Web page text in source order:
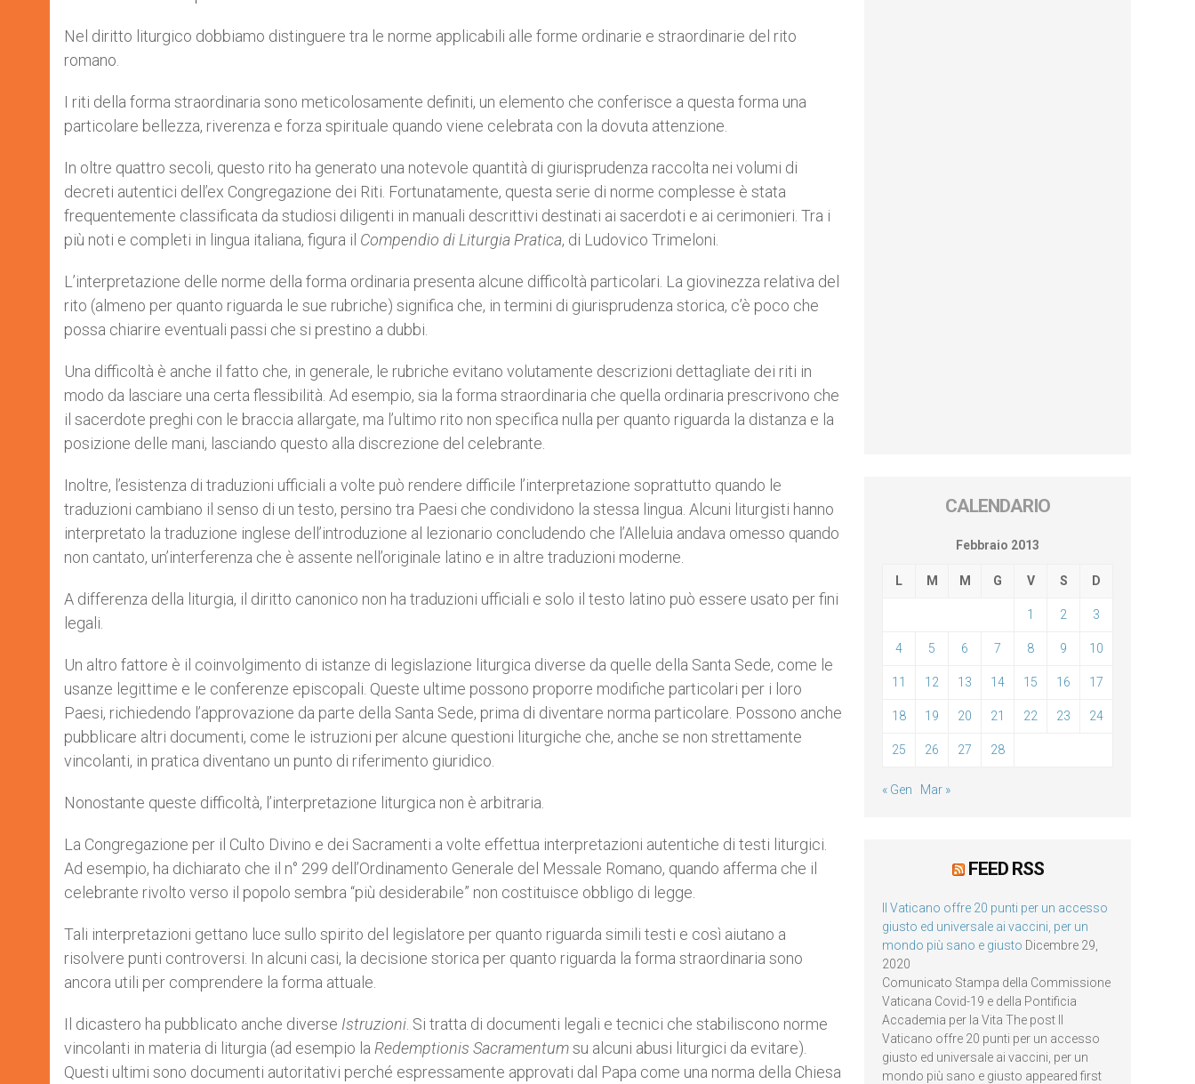
Nel diritto liturgico dobbiamo distinguere tra le norme applicabili alle forme ordinarie e straordinarie del rito
romano.
I riti della forma straordinaria sono meticolosamente definiti, un elemento che conferisce a questa forma una
particolare bellezza, riverenza e forza spirituale quando viene celebrata con la dovuta attenzione.
In oltre quattro secoli, questo rito ha generato una notevole quantità di giurisprudenza raccolta nei volumi di
decreti autentici dell’ex Congregazione dei Riti. Fortunatamente, questa serie di norme complesse è stata
frequentemente classificata da studiosi diligenti in manuali descrittivi destinati ai sacerdoti e ai cerimonieri. Tra i
più noti e completi in lingua italiana, figura il Compendio di Liturgia Pratica, di Ludovico Trimeloni.
L’interpretazione delle norme della forma ordinaria presenta alcune difficoltà particolari. La giovinezza relativa del
rito (almeno per quanto riguarda le sue rubriche) significa che, in termini di giurisprudenza storica, c’è poco che
possa chiarire eventuali passi che si prestino a dubbi.
Una difficoltà è anche il fatto che, in generale, le rubriche evitano volutamente descrizioni dettagliate dei riti in
modo da lasciare una certa flessibilità. Ad esempio, sia la forma straordinaria che quella ordinaria prescrivono che
il sacerdote preghi con le braccia allargate, ma l’ultimo rito non specifica nulla per quanto riguarda la distanza e la
posizione delle mani, lasciando questo alla discrezione del celebrante.
Inoltre, l’esistenza di traduzioni ufficiali a volte può rendere difficile l’interpretazione soprattutto quando le
traduzioni cambiano il senso di un testo, persino tra Paesi che condividono la stessa lingua. Alcuni liturgisti hanno
interpretato la traduzione inglese dell’introduzione al lezionario concludendo che l’Alleluia andava omesso quando
non cantato, un’interferenza che è assente nell’originale latino e in altre traduzioni moderne.
A differenza della liturgia, il diritto canonico non ha traduzioni ufficiali e solo il testo latino può essere usato per fini
legali.
Un altro fattore è il coinvolgimento di istanze di legislazione liturgica diverse da quelle della Santa Sede, come le
usanze legittime e le conferenze episcopali. Queste ultime possono proporre modifiche particolari per i loro
Paesi, richiedendo l’approvazione da parte della Santa Sede, prima di diventare norma particolare. Possono anche
pubblicare altri documenti, come le istruzioni per alcune questioni liturgiche che, anche se non strettamente
vincolanti, in pratica diventano un punto di riferimento giuridico.
Nonostante queste difficoltà, l’interpretazione liturgica non è arbitraria.
La Congregazione per il Culto Divino e dei Sacramenti a volte effettua interpretazioni autentiche di testi liturgici.
Ad esempio, ha dichiarato che il n° 299 dell’Ordinamento Generale del Messale Romano, quando afferma che il
celebrante rivolto verso il popolo sembra “più desiderabile” non costituisce obbligo di legge.
Tali interpretazioni gettano luce sullo spirito del legislatore per quanto riguarda simili testi e così aiutano a
risolvere punti controversi. In alcuni casi, la decisione storica per quanto riguarda la forma straordinaria sono
ancora utili per comprendere la forma attuale.
Il dicastero ha pubblicato anche diverse Istruzioni . Si tratta di documenti legali e tecnici che stabiliscono norme
vincolanti in materia di liturgia (ad esempio la Redemptionis Sacramentumsu alcuni abusi liturgici da evitare).
Questi ultimi sono documenti autoritativi perché espressamente approvati dal Papa come una norma della Chiesa
CALENDARIO
Febbraio 2013
L M M G V S D
1 2 3
4 5 6 7 8 9 10
11 12 13 14 15 16 17
18 19 20 21 22 23 24
25 26 27 28
« Gen Mar »
FEED RSS
Il Vaticano offre 20 punti per un accesso
giusto ed universale ai vaccini, per un
mondo più sano e giusto Dicembre 29,
2020
Comunicato Stampa della Commissione
Vaticana Covid-19 e della Pontificia
Accademia per la Vita The post Il
Vaticano offre 20 punti per un accesso
giusto ed universale ai vaccini, per un
mondo più sano e giusto appeared first